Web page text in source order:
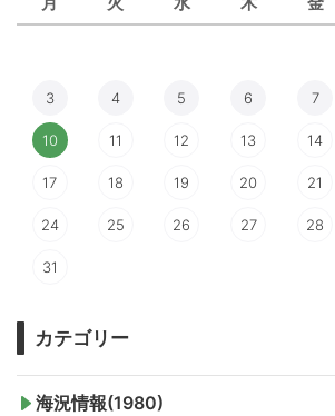
3 4 5 6 7
10 11 12 13 14
17 18 19 20 21
24 25 26 27 28
31
カテゴリー
海況情報(1980)